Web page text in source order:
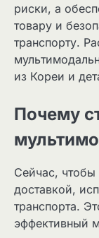
риски, а
товару и
транспорту.
из Кореи и
Почему
Сейчас, чтобы
доставкой,
транспорта.
эффективный